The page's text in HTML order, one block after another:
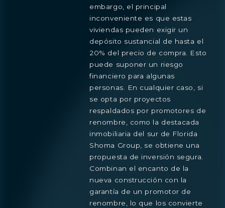
embargo, el principal
inconveniente es que estas
viviendas pueden exigir un
depósito sustancial de hasta el
20% del precio de compra. Esto
puede suponer un riesgo
financiero para algunas
personas. En cualquier caso, si
se opta por proyectos
respaldados por promotores de
renombre, como la destacada
inmobiliaria del sur de Florida
Shoma Group, se obtiene una
propuesta de inversión segura.
Combinan el encanto de la
nueva construcción con la
garantía de un promotor de
renombre, lo que los convierte